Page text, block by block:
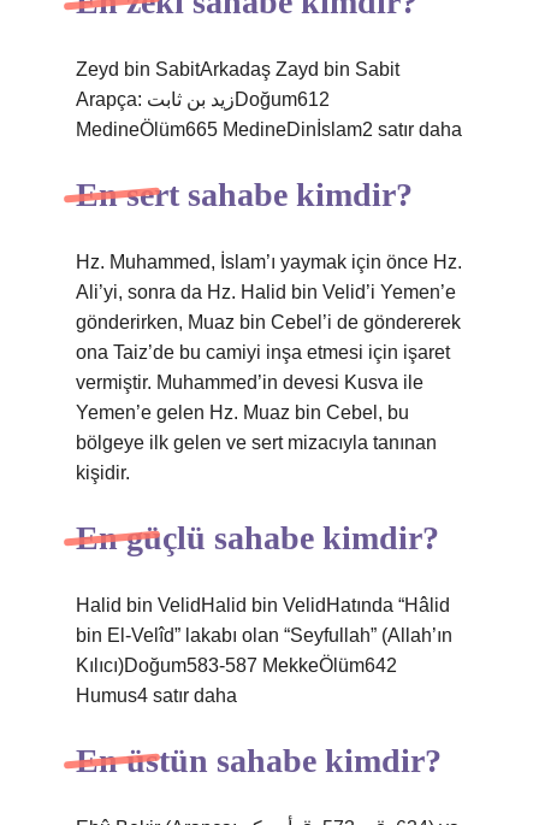
Zeyd bin SabitArkadaş Zayd bin Sabit
Arapça: زيد بن ثابتDoğum612
MedineÖlüm665 MedineDinİslam2 satır daha
En sert sahabe kimdir?
Hz. Muhammed, İslam’ı yaymak için önce Hz.
Ali’yi, sonra da Hz. Halid bin Velid’i Yemen’e
gönderirken, Muaz bin Cebel’i de göndererek
ona Taiz’de bu camiyi inşa etmesi için işaret
vermiştir. Muhammed’in devesi Kusva ile
Yemen’e gelen Hz. Muaz bin Cebel, bu
bölgeye ilk gelen ve sert mizacıyla tanınan
kişidir.
En güçlü sahabe kimdir?
Halid bin VelidHalid bin VelidHatında “Hâlid
bin El-Velîd” lakabı olan “Seyfullah” (Allah’ın
Kılıcı)Doğum583-587 MekkeÖlüm642
Humus4 satır daha
En üstün sahabe kimdir?